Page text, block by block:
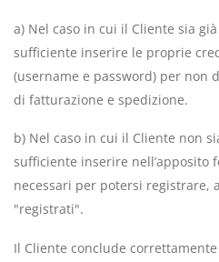
a) Nel caso in cui il Cliente sia
sufficiente inserire le proprie
(username e password) per non
di fatturazione e spedizione.
b) Nel caso in cui il Cliente non
sufficiente inserire nell’apposito
necessari per potersi registrare,
"registrati".
Il Cliente conclude